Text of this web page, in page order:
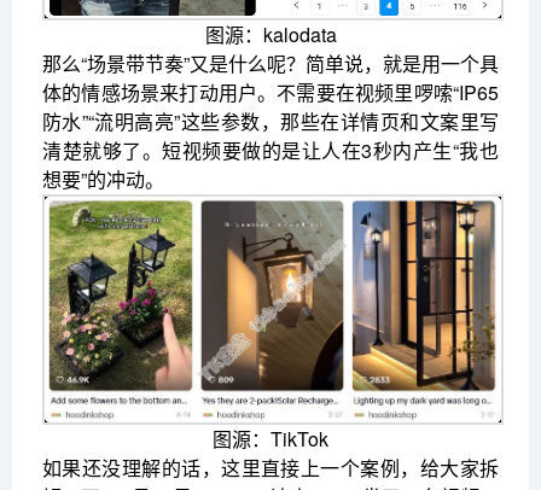
图源：kalodata
那么“场景带节奏”又是什么呢？简单说，就是用一个具
体的情感场景来打动用户。不需要在视频里啰嗦“IP65
防水”“流明高亮”这些参数，那些在详情页和文案里写
清楚就够了。短视频要做的是让人在3秒内产生“我也
想要”的冲动。
图源：TikTok
如果还没理解的话，这里直接上一个案例，给大家拆